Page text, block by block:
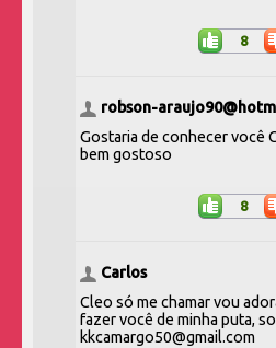
8
robson-
Gostaria de conhecer você
bem gostoso
8
Carlos
Cleo só me chamar vou
fazer você de minha puta,
kkcamargo50@gmail.com